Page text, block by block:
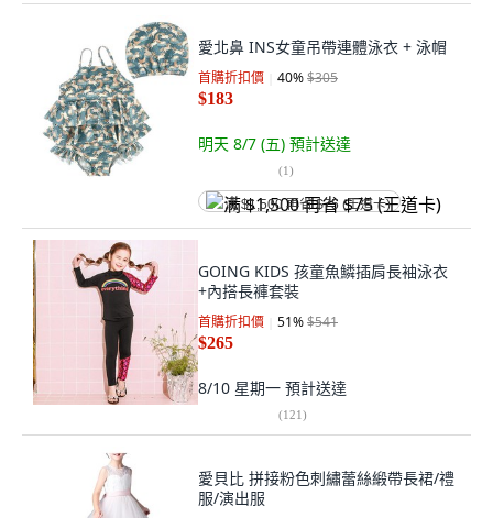
愛北鼻 INS女童吊帶連體泳衣 + 泳帽
首購折扣價 40%$305
$183
明天 8/7 (五) 預計送達
(1)
满 $1,500 再省 $75 (王道卡)
GOING KIDS 孩童魚鱗插肩長袖泳衣
+內搭長褲套裝
首購折扣價 51%$541
$265
8/10 星期一 預計送達
(121)
愛貝比 拼接粉色刺繡蕾絲緞帶長裙/禮
服/演出服